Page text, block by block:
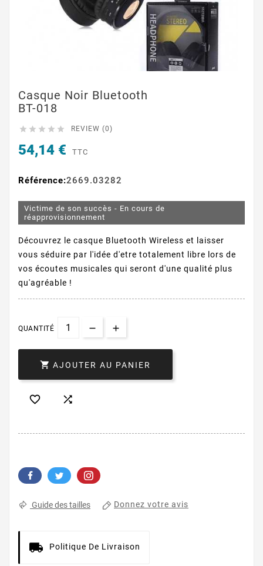
Casque Noir Bluetooth
BT-018
     REVIEW (0)
54,14 € TTC
Référence:2669.03282
Victime de son succès - En cours de
réapprovisionnement
Découvrez le casque Bluetooth Wireless et laisser
vous séduire par l'idée d'etre totalement libre lors de
vos écoutes musicales qui seront d'une qualité plus
qu'agréable !
QUANTITÉ
 AJOUTER AU PANIER
 
Guide des tailles Donnez votre avis
Politique De Livraison